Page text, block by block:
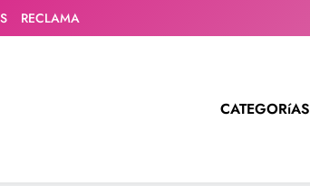
RECLAMA
CATEGORíAS